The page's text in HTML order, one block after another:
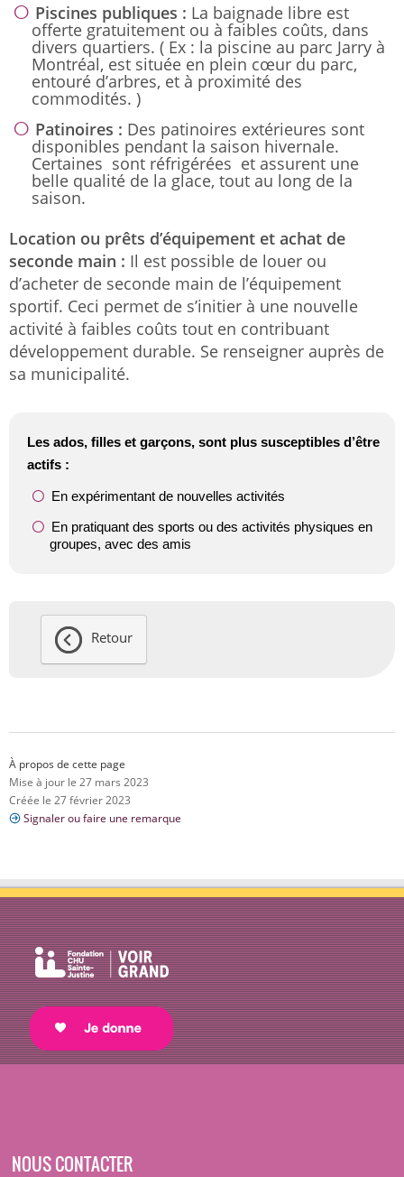
Piscines publiques : La baignade libre est
offerte gratuitement ou à faibles coûts, dans
divers quartiers. ( Ex : la piscine au parc Jarry à
Montréal, est située en plein cœur du parc,
entouré d’arbres, et à proximité des
commodités. )
Patinoires : Des patinoires extérieures sont
disponibles pendant la saison hivernale.
Certaines sont réfrigérées et assurent une
belle qualité de la glace, tout au long de la
saison.
Location ou prêts d’équipement et achat de
seconde main : Il est possible de louer ou
d’acheter de seconde main de l’équipement
sportif. Ceci permet de s’initier à une nouvelle
activité à faibles coûts tout en contribuant
développement durable. Se renseigner auprès de
sa municipalité.
Les ados, filles et garçons, sont plus susceptibles d’être
actifs :
En expérimentant de nouvelles activités
En pratiquant des sports ou des activités physiques en
groupes, avec des amis
Retour
À propos de cette page
Mise à jour le 27 mars 2023
Créée le 27 février 2023
Signaler ou faire une remarque
NOUS CONTACTER